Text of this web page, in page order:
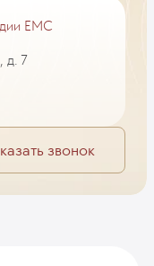
EMC
д. 7
звонок